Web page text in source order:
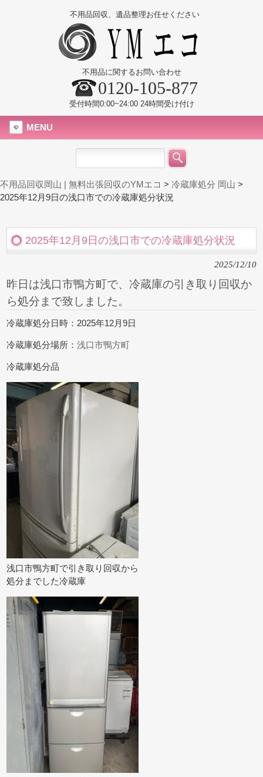
不用品回収、遺品整理お任せください
不用品に関するお問い合わせ
0120-105-877
受付時間0:00~24:00 24時間受け付け
MENU
不用品回収岡山 | 無料出張回収のYMエコ > 冷蔵庫処分 岡山 >
2025年12月9日の浅口市での冷蔵庫処分状況
2025年12月9日の浅口市での冷蔵庫処分状況
2025/12/10
昨日は浅口市鴨方町で、冷蔵庫の引き取り回収か
ら処分まで致しました。
冷蔵庫処分日時：2025年12月9日
冷蔵庫処分場所：浅口市鴨方町
冷蔵庫処分品
浅口市鴨方町で引き取り回収から
処分までした冷蔵庫